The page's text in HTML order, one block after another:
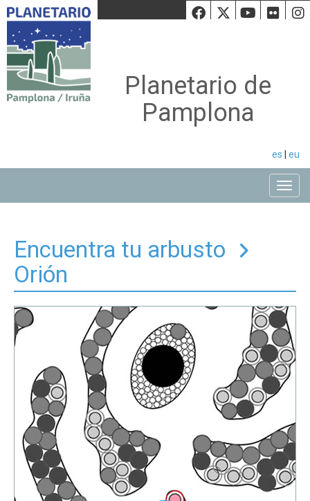
Facebook
Twiiter
Planetario de
Pamplona
es eu
Encuentra tu arbusto
Orión